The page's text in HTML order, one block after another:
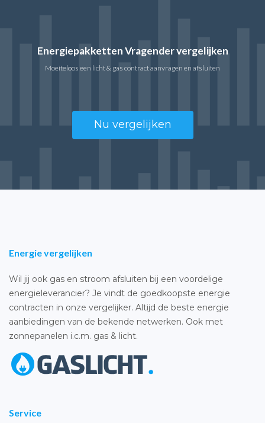
Energiepakketten Vragender vergelijken
Moeiteloos een licht & gas contract aanvragen en afsluiten
Nu vergelijken
Energie vergelijken
Wil jij ook gas en stroom afsluiten bij een voordelige
energieleverancier? Je vindt de goedkoopste energie
contracten in onze vergelijker. Altijd de beste energie
aanbiedingen van de bekende netwerken. Ook met
zonnepanelen i.c.m. gas & licht.
Service